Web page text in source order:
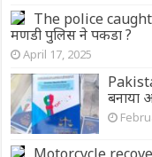
The police caught
मणडी पुलिस ने पकडा ?
April 17, 2025
बनाया